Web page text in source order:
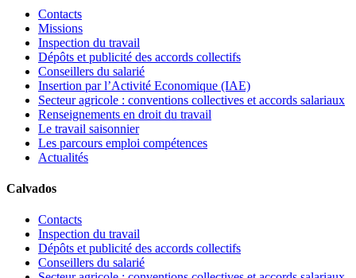
Contacts
Missions
Inspection du travail
Dépôts et publicité des accords collectifs
Conseillers du salarié
Insertion par l’Activité Economique (IAE)
Secteur agricole : conventions collectives et accords salariaux
Renseignements en droit du travail
Le travail saisonnier
Les parcours emploi compétences
Actualités
Calvados
Contacts
Inspection du travail
Dépôts et publicité des accords collectifs
Conseillers du salarié